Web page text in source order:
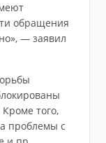
обращения
— заявил
того,
проблемы с